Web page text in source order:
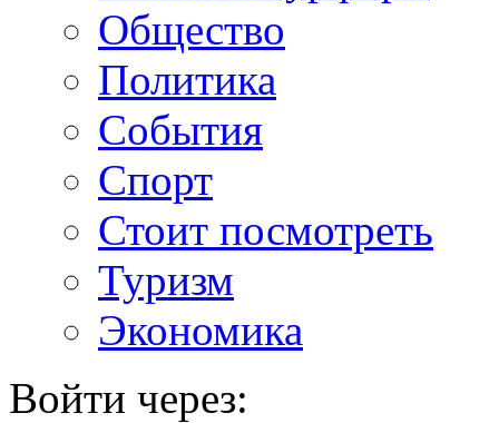
Общество
Политика
События
Спорт
Стоит посмотреть
Туризм
Экономика
Войти через: